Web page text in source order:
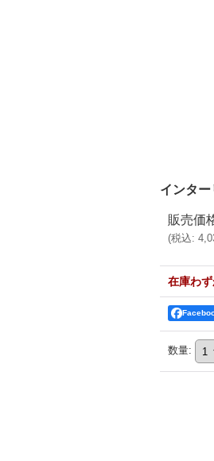
インタ
販売価
(税込:
在庫わ
数量: